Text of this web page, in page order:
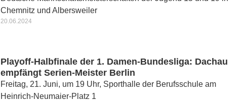
Chemnitz und Albersweiler
20.06.2024
Playoff-Halbfinale der 1. Damen-Bundesliga: Dachau
empfängt Serien-Meister Berlin
Freitag, 21. Juni, um 19 Uhr, Sporthalle der Berufsschule am
Heinrich-Neumaier-Platz 1